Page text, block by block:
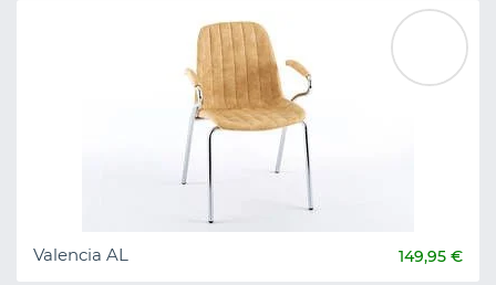
Valencia AL 149,95 €